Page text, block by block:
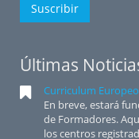
Suscribir
Últimas
Curriculum Europeo
En breve, estará
de Formadores.
los centros